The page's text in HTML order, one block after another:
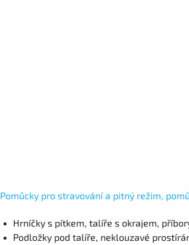
Pomůcky pro stravování a pitný režim,
Hrníčky s pítkem, talíře s okrajem,
Podložky pod talíře, neklouzavé